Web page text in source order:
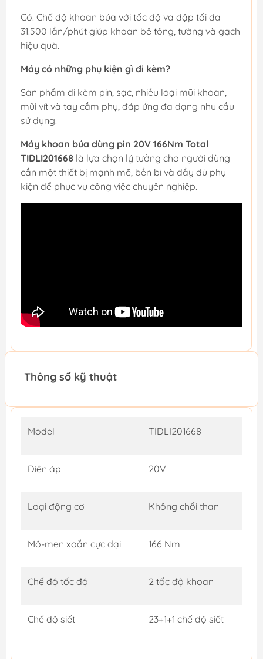
Có. Chế độ khoan búa với tốc độ va đập tối đa
31.500 lần/phút giúp khoan bê tông, tường và gạch
hiệu quả.
Máy có những phụ kiện gì đi kèm?
Sản phẩm đi kèm pin, sạc, nhiều loại mũi khoan,
mũi vít và tay cầm phụ, đáp ứng đa dạng nhu cầu
sử dụng.
Máy khoan búa dùng pin 20V 166Nm Total
TIDLI201668 là lựa chọn lý tưởng cho người dùng
cần một thiết bị mạnh mẽ, bền bỉ và đầy đủ phụ
kiện để phục vụ công việc chuyên nghiệp.
Thông số kỹ thuật
Model TIDLI201668
Điện áp 20V
Loại động cơ Không chổi than
Mô-men xoắn cực đại 166 Nm
Chế độ tốc độ 2 tốc độ khoan
Chế độ siết 23+1+1 chế độ siết